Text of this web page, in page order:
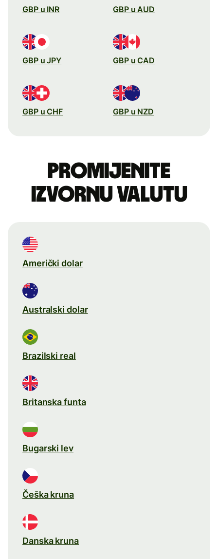
GBP u INR GBP u AUD
GBP u JPY GBP u CAD
GBP u CHF GBP u NZD
Promijenite
izvornu valutu
Američki dolar
Australski dolar
Brazilski real
Britanska funta
Bugarski lev
Češka kruna
Danska kruna